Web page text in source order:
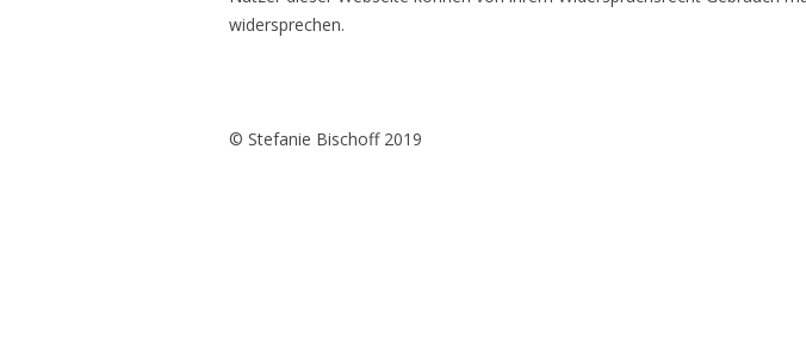
widersprechen.
© Stefanie Bischoff 2019